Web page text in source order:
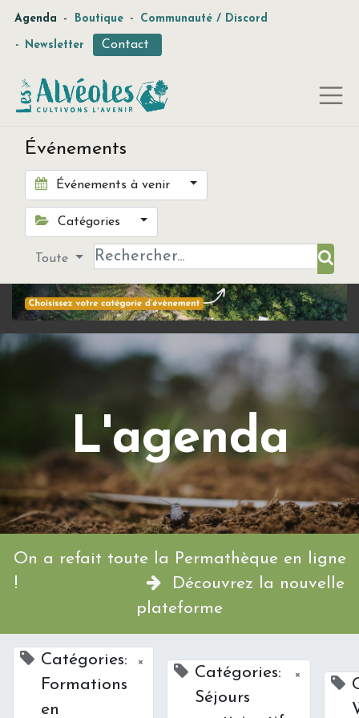
Agenda - Boutique - Communauté / Discord
- Newsletter Contact
Événements
Événements à venir
Catégories
Toute
L'agenda
On a refait toute la Permathèque en ligne
!
Découvrez la nouvelle
plateforme
Catégories:
Formations
en
×
Catégories:
Séjours
×